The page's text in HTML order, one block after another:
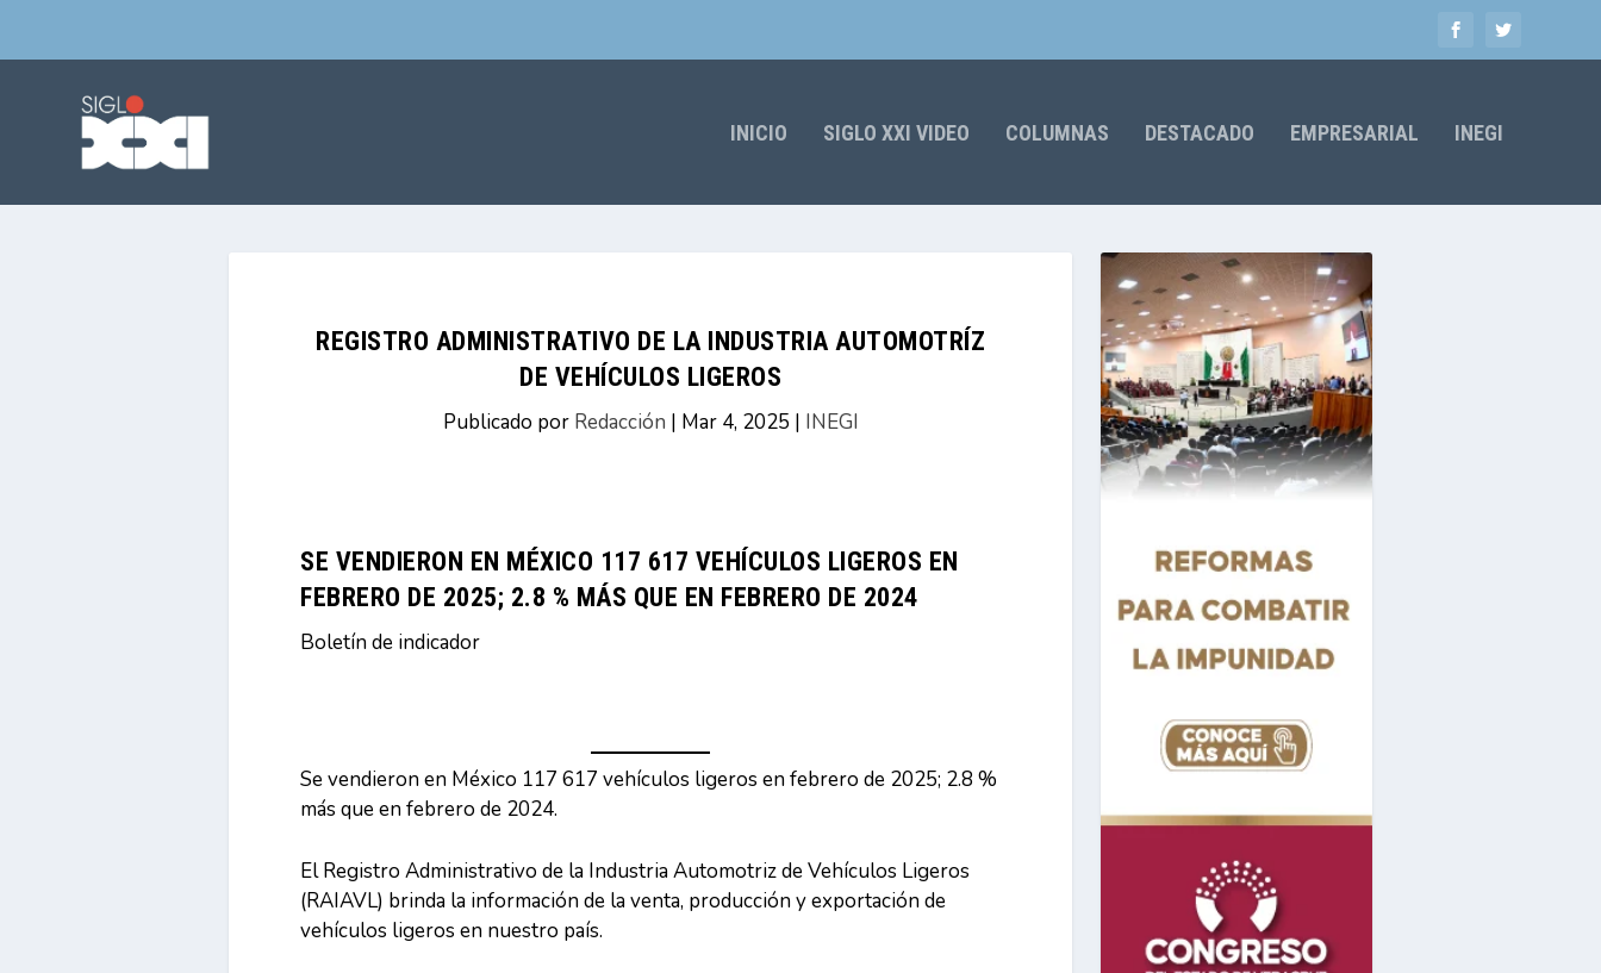
INICIO SIGLO XXI VIDEO COLUMNAS DESTACADO EMPRESARIAL INEGI
REGISTRO ADMINISTRATIVO DE LA INDUSTRIA AUTOMOTRÍZ
DE VEHÍCULOS LIGEROS
Publicado por Redacción | Mar 4, 2025 | INEGI
SE VENDIERON EN MÉXICO 117 617 VEHÍCULOS LIGEROS EN
FEBRERO DE 2025; 2.8 % MÁS QUE EN FEBRERO DE 2024
Boletín de indicador
Se vendieron en México 117 617 vehículos ligeros en febrero de 2025; 2.8 %
más que en febrero de 2024.
El Registro Administrativo de la Industria Automotriz de Vehículos Ligeros
(RAIAVL) brinda la información de la venta, producción y exportación de
vehículos ligeros en nuestro país.